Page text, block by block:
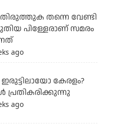
തിരുത്തുക തന്നെ വേണ്ടി
പിള്ളേരാണ് സമരം
ago
കേരളം?
പ്രതികരിക്കുന്നു
ago